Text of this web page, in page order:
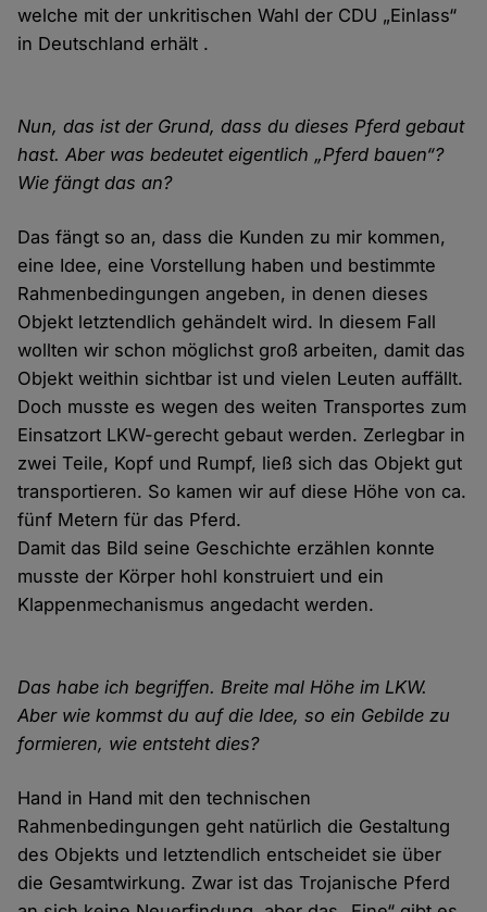
welche mit der unkritischen Wahl der CDU „Einlass“
in Deutschland erhält .
Nun, das ist der Grund, dass du dieses Pferd gebaut
hast. Aber was bedeutet eigentlich „Pferd bauen“?
Wie fängt das an?
Das fängt so an, dass die Kunden zu mir kommen,
eine Idee, eine Vorstellung haben und bestimmte
Rahmenbedingungen angeben, in denen dieses
Objekt letztendlich gehändelt wird. In diesem Fall
wollten wir schon möglichst groß arbeiten, damit das
Objekt weithin sichtbar ist und vielen Leuten auffällt.
Doch musste es wegen des weiten Transportes zum
Einsatzort LKW-gerecht gebaut werden. Zerlegbar in
zwei Teile, Kopf und Rumpf, ließ sich das Objekt gut
transportieren. So kamen wir auf diese Höhe von ca.
fünf Metern für das Pferd.
Damit das Bild seine Geschichte erzählen konnte
musste der Körper hohl konstruiert und ein
Klappenmechanismus angedacht werden.
Das habe ich begriffen. Breite mal Höhe im LKW.
Aber wie kommst du auf die Idee, so ein Gebilde zu
formieren, wie entsteht dies?
Hand in Hand mit den technischen
Rahmenbedingungen geht natürlich die Gestaltung
des Objekts und letztendlich entscheidet sie über
die Gesamtwirkung. Zwar ist das Trojanische Pferd